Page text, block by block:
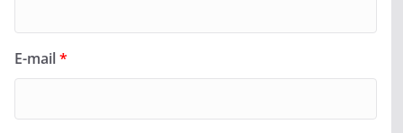
E-mail*